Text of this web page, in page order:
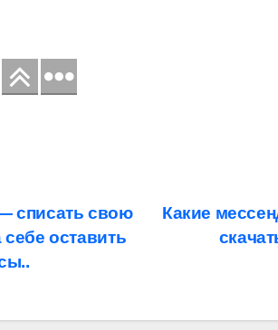
Какие
списать свою
оставить